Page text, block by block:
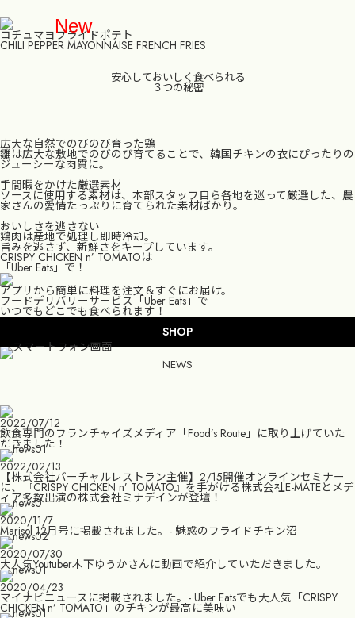
GRAND MENU
SHOP
FOOD BRAND SHARING SERVICE
MOBILE ORDER
RECRUIT
CONTACT
New
コチュマヨフライドポテト
CHILI PEPPER MAYONNAISE FRENCH FRIES
安心しておいしく食べられる
３つの秘密
広大な自然でのびのび育った鶏
雛は広大な敷地でのびのび育てることで、韓国チキンの衣にぴったりの
ジューシーな肉質に。
手間暇をかけた厳選素材
ソースに使用する素材は、本部スタッフ自ら各地を巡って厳選した、農
家さんの愛情たっぷりに育てられた素材ばかり。
おいしさを逃さない
鶏肉は産地で処理し即時冷却。
旨みを逃さず、新鮮さをキープしています。
CRISPY CHICKEN n’ TOMATOは
「Uber Eats」で！
アプリから簡単に料理を注文＆すぐにお届け。
フードデリバリーサービス「Uber Eats」で
いつでもどこでも食べられます！
SHOP
NEWS
2022/07/12
飲食専門のフランチャイズメディア「Food’s Route」に取り上げていた
だきました！
2022/02/13
【株式会社バーチャルレストラン主催】2/15開催オンラインセミナー
に、『CRISPY CHICKEN n’ TOMATO』を手がける株式会社E-MATEとメデ
ィア多数出演の株式会社ミナデインが登壇！
2020/11/7
Marisol 12月号に掲載されました。- 魅惑のフライドチキン沼
2020/07/30
大人気Youtuber木下ゆうかさんに動画で紹介していただきました。
2020/04/23
マイナビニュースに掲載されました。- Uber Eatsでも大人気「CRISPY
CHICKEN n’ TOMATO」のチキンが最高に美味い